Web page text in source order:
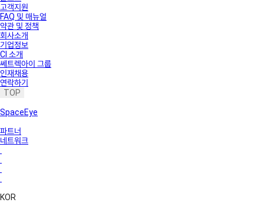
고객지원
FAQ 및 매뉴얼
약관 및 정책
회사소개
기업정보
CI 소개
쎄트렉아이 그룹
인재채용
연락하기
TOP
SpaceEye
파트너
네트워크
KOR